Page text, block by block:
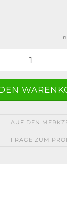
AUF DEN
FRAGE ZUM